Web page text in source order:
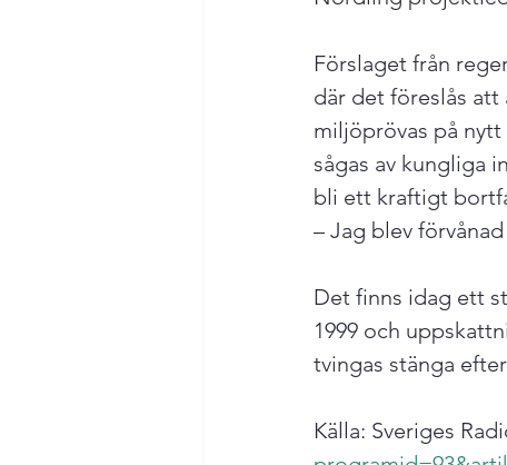
Förslaget från
där det föreslås att
miljöprövas på
sågas av kungliga
bli ett kraftigt
– Jag blev
Det finns idag ett
1999 och
tvingas stänga
Källa: Sveriges